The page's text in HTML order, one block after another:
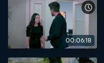
00:06:18